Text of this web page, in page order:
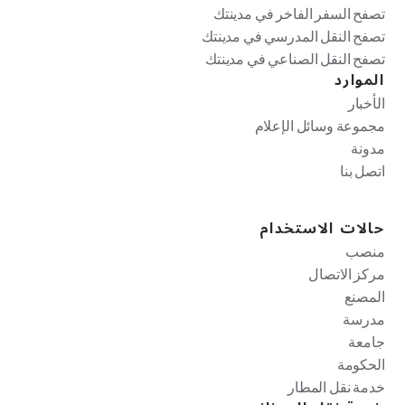
تصفح السفر الفاخر في مدينتك
تصفح النقل المدرسي في مدينتك
تصفح النقل الصناعي في مدينتك
الموارد
الأخبار
مجموعة وسائل الإعلام
مدونة
اتصل بنا
حالات الاستخدام
منصب
مركز الاتصال
المصنع
مدرسة
جامعة
الحكومة
خدمة نقل المطار